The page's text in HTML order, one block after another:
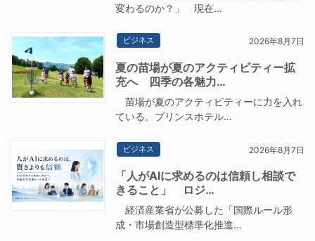
変わるのか？」 現在…
ビジネス 2026年8月7日
夏の苗場が夏のアクティビティー拡
充へ 四季の各魅力…
苗場が夏のアクティビティーに力を入れ
ている。プリンスホテル…
ビジネス 2026年8月7日
「人がAIに求めるのは信頼し相談で
きること」 ロジ…
経済産業省が公募した「国際ルール形
成・市場創造型標準化推進…